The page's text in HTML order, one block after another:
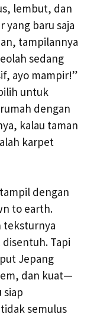
lembut, dan
yang baru saja
tampilannya
sedang
ayo mampir!”
untuk
dengan
kalau taman
karpet
dengan
to earth.
teksturnya
Tapi
Jepang
dan kuat—
siap
semulus